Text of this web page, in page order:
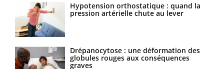
Hypotension orthostatique : quand la
pression artérielle chute au lever
Drépanocytose : une déformation des
globules rouges aux conséquences
graves